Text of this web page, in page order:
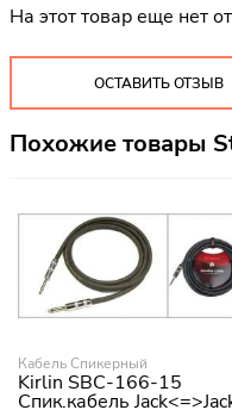
На этот товар еще нет
ОСТАВИТЬ ОТЗЫВ
Похожие товары
Кабель Спикерный
Kirlin SBC-166-15
Спик.кабель